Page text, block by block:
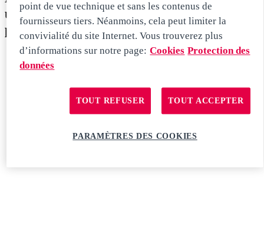
un aperçu du monde du travail de nos
professionnels MAN.
point de vue technique et sans les contenus de
fournisseurs tiers. Néanmoins, cela peut limiter la
convivialité du site Internet. Vous trouverez plus
d’informations sur notre page: Cookies Protection des
données
TOUT REFUSER TOUT ACCEPTER
PARAMÈTRES DES COOKIES